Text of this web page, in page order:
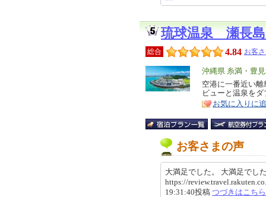
琉球温泉 瀬長
総合 4.84 お客
エ
リ
ア
沖縄県 糸満・豊
特
徴
空港に一番近い
ビューと温泉を
お気に入りに
お客さまの声
大満足でした。 大満足で
https://
19:31:40投稿 つづきはこちら